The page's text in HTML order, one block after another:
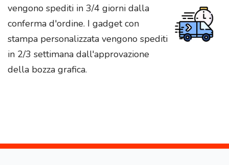
vengono spediti in 3/4 giorni dalla
conferma d'ordine. I gadget con
stampa personalizzata vengono spediti
in 2/3 settimana dall'approvazione
della bozza grafica.